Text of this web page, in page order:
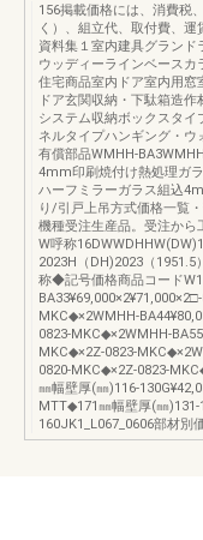
156掲載価格には、消費税
く）、組立代、取付費、
資料集１室内建具グラン
ウッディーラインベース
住宅商品室内ドア室内用窓
ドア玄関収納・下駄箱造
システム収納ボックスタ
ネルタイプハンギング・
有償部品WMHH-
4mm印刷焼付け熱処理ガ
ハーフミラーガラス組込
り/引戸上吊方式価格一覧
機種受注生産品。受注から
W呼称
2023H（DH)2023（
称◆記号価格商品コード
MKC◆×2WMHH-
0823-MKC◆×2WMHH-
MKC◆×2Z-0823-
0820-MKC◆×2Z-0823-
㎜幅壁厚(㎜)116-
MTT◆171㎜幅壁厚(㎜
160JK1_L067_0606部材別